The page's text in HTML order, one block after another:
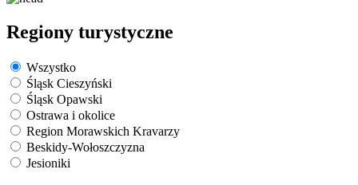
Regiony turystyczne
Wszystko
Śląsk Cieszyński
Śląsk Opawski
Ostrawa i okolice
Region Morawskich Kravarzy
Beskidy-Wołoszczyzna
Jesioniki